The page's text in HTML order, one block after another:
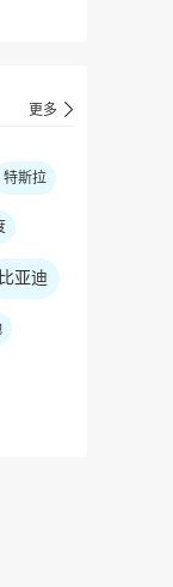
更多
特斯拉
比亚迪